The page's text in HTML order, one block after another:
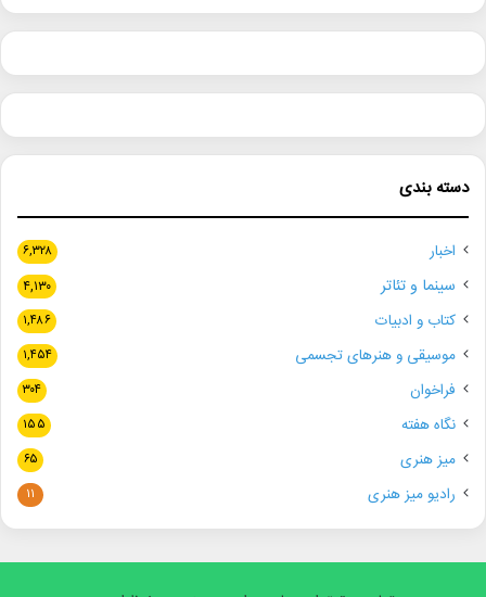
دسته بندی
اخبار ۶,۳۲۸
سینما و تئاتر ۴,۱۳۰
کتاب و ادبیات ۱,۴۸۶
موسیقی و هنرهای تجسمی ۱,۴۵۴
فراخوان ۳۰۴
نگاه هفته ۱۵۵
میز هنری ۶۵
رادیو میز هنری ۱۱